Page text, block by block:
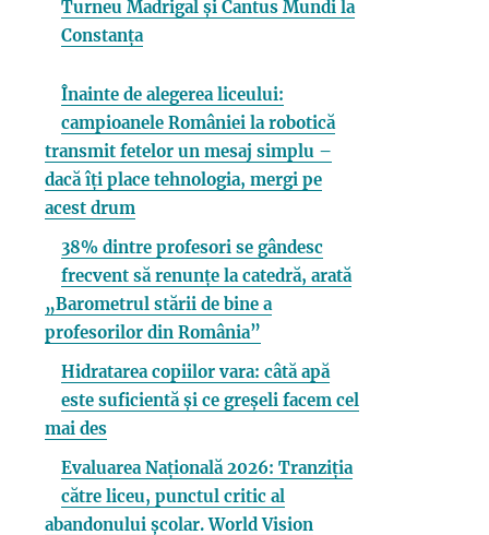
Turneu Madrigal și Cantus Mundi la
Constanța
Înainte de alegerea liceului:
campioanele României la robotică
transmit fetelor un mesaj simplu –
dacă îți place tehnologia, mergi pe
acest drum
38% dintre profesori se gândesc
frecvent să renunțe la catedră, arată
„Barometrul stării de bine a
profesorilor din România”
Hidratarea copiilor vara: câtă apă
este suficientă și ce greșeli facem cel
mai des
Evaluarea Națională 2026: Tranziția
către liceu, punctul critic al
abandonului școlar. World Vision